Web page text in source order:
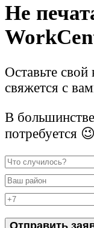
Не
Оставьте
свяжется с
В
потребуется 😉